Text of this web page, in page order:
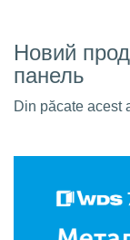
Новий
панель
Din păcate acest